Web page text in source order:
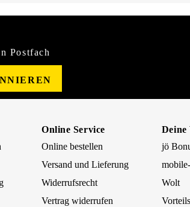
Postfach
Online Service
Online bestellen
Versand und Lieferung
Widerrufsrecht
Vertrag widerrufen
Deine
jö
Wolt